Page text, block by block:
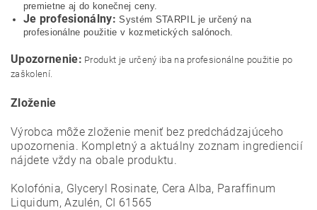
premietne aj do konečnej ceny.
Je profesionálny: Systém STARPIL je určený na
profesionálne použitie v kozmetických salónoch.
Upozornenie: Produkt je určený iba na profesionálne použitie po
zaškolení.
Zloženie
Výrobca môže zloženie meniť bez predchádzajúceho
upozornenia. Kompletný a aktuálny zoznam ingrediencií
nájdete vždy na obale produktu.
Kolofónia, Glyceryl Rosinate, Cera Alba, Paraffinum
Liquidum, Azulén, CI 61565